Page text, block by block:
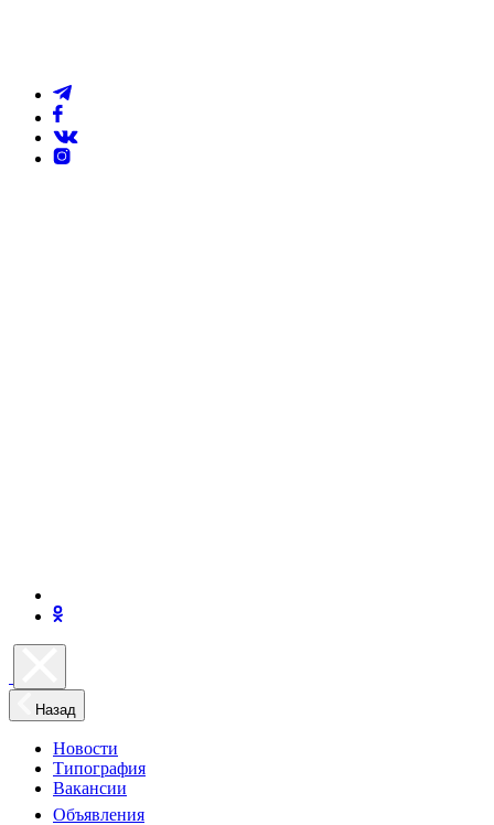
Назад
Новости
Типография
Вакансии
Объявления